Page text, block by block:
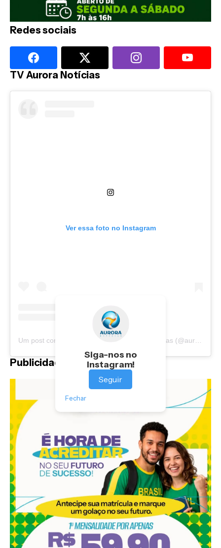
Siga-nos no
Instagram!
Seguir
Fechar
Redes sociais
TV Aurora Notícias
Ver essa foto no Instagram
Publicidade